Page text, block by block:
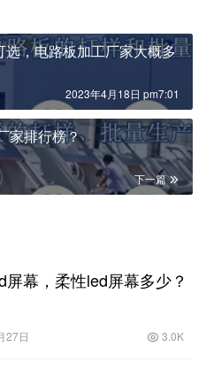
，电路板加工厂家大概多
2023年4月18日 pm7:01
家排行榜？
下一篇
屏幕，柔性led屏幕多少？
27日 3.0K